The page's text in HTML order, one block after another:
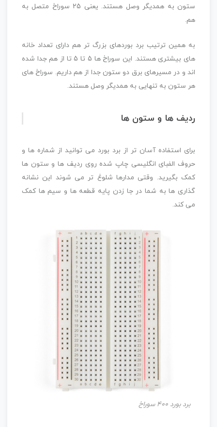
ستون به همدیگر وصل هستند. یعنی 25 سوراخ متصل به
هم.
به همین ترتیب برد بوردهای بزرگ تر هم دارای تعداد خانه
های بیشتری هستند. این سوراخ ها 5 تا 5 تا از هم جدا شده
اند و در مسیرهای برق دو ستون جدا از هم داریم. سوراخ های
هر ستون به تنهایی به همدیگر وصل هستند.
ردیف ها و ستون ها
برای استفاده آسان تر از برد بورد می توانید از شماره ها و
حروف الفبای انگلیسی چاپ شده روی ردیف ها و ستون ها
کمک بگیرید. وقتی مدارها شلوغ تر می شوند این نشانه
گذاری ها به شما در جا زدن پایه قطعه ها و سیم ها کمک
می کند.
برد بورد 400 سوراخ